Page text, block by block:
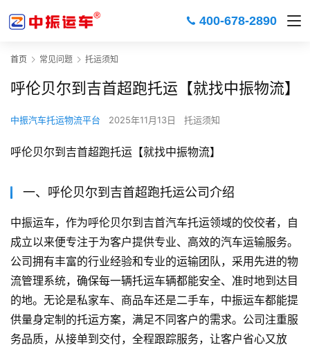
400-678-2890
首页 常见问题 托运须知
呼伦贝尔到吉首超跑托运【就找中振物流】
中振汽车托运物流平台 2025年11月13日 托运须知
呼伦贝尔到吉首超跑托运【就找中振物流】
一、呼伦贝尔到吉首超跑托运公司介绍
中振运车，作为呼伦贝尔到吉首汽车托运领域的佼佼者，自
成立以来便专注于为客户提供专业、高效的汽车运输服务。
公司拥有丰富的行业经验和专业的运输团队，采用先进的物
流管理系统，确保每一辆托运车辆都能安全、准时地到达目
的地。无论是私家车、商品车还是二手车，中振运车都能提
供量身定制的托运方案，满足不同客户的需求。公司注重服
务品质，从接单到交付，全程跟踪服务，让客户省心又放